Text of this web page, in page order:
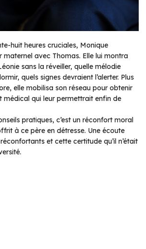
huit heures cruciales, Monique
avec Thomas. Elle lui montra
sans la réveiller, quelle mélodie
quels signes devraient l’alerter. Plus
elle mobilisa son réseau pour obtenir
médical qui leur permettrait enfin de
pratiques, c’est un réconfort moral
à ce père en détresse. Une écoute
et cette certitude qu’il n’était